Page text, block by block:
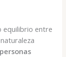
equilibrio entre
personas